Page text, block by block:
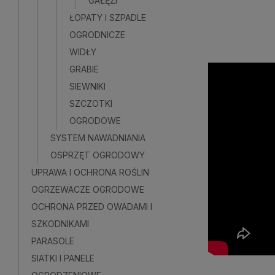
ŁOPATY I SZPADLE
OGRODNICZE
WIDŁY
GRABIE
SIEWNIKI
SZCZOTKI
OGRODOWE
SYSTEM NAWADNIANIA
OSPRZĘT OGRODOWY
UPRAWA I OCHRONA ROŚLIN
OGRZEWACZE OGRODOWE
OCHRONA PRZED OWADAMI I
SZKODNIKAMI
PARASOLE
SIATKI I PANELE